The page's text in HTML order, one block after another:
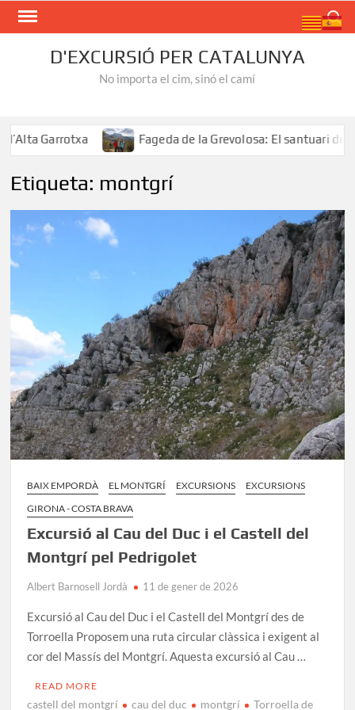
Skip
D'EXCURSIÓ PER CATALUNYA
No importa el cim, sinó el camí
Garrotxa Fageda de la Grevolosa: El santuari dels
Etiqueta: montgrí
BAIX EMPORDÀ EL MONTGRÍ EXCURSIONS
EXCURSIONS
GIRONA - COSTA BRAVA
Excursió al Cau del Duc i el Castell del
Montgrí pel Pedrigolet
Albert Barnosell Jordà 11 de gener de 2026
Excursió al Cau del Duc i el Castell del Montgrí des de
Torroella Proposem una ruta circular clàssica i exigent al
cor del Massís del Montgrí. Aquesta excursió al Cau …
READ MORE
castell del montgrí cau del duc montgrí
Torroella de